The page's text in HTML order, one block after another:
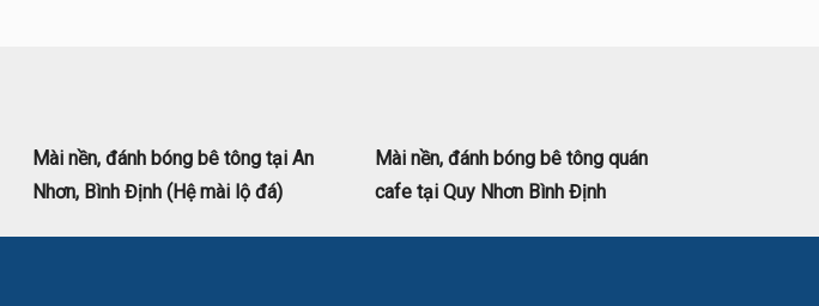
Mài nền, đánh bóng bê tông tại An
Nhơn, Bình Định (Hệ mài lộ đá)
Mài nền, đánh bóng bê tông quán
cafe tại Quy Nhơn Bình Định